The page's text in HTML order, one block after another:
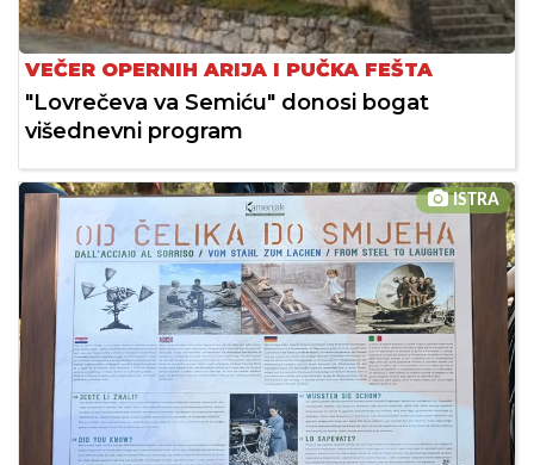
VEČER OPERNIH ARIJA I PUČKA FEŠTA
"Lovrečeva va Semiću" donosi bogat
višednevni program
ISTRA